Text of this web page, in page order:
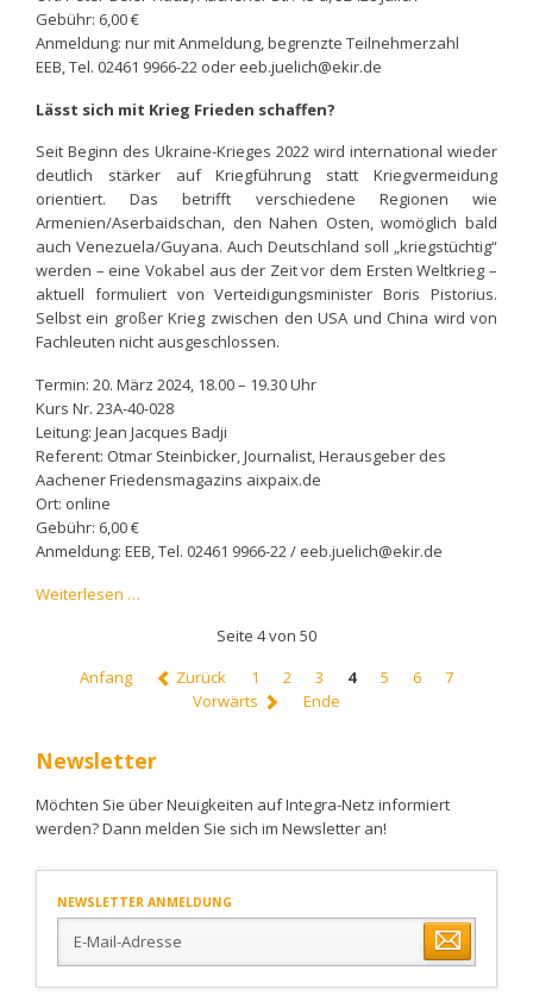
Gebühr: 6,00 €
Anmeldung: nur mit Anmeldung, begrenzte Teilnehmerzahl
EEB, Tel. 02461 9966-22 oder eeb.juelich@ekir.de
Lässt sich mit Krieg Frieden schaffen?
Seit Beginn des Ukraine-Krieges 2022 wird international wieder
deutlich stärker auf Kriegführung statt Kriegvermeidung
orientiert. Das betrifft verschiedene Regionen wie
Armenien/Aserbaidschan, den Nahen Osten, womöglich bald
auch Venezuela/Guyana. Auch Deutschland soll „kriegstüchtig“
werden – eine Vokabel aus der Zeit vor dem Ersten Weltkrieg –
aktuell formuliert von Verteidigungsminister Boris Pistorius.
Selbst ein großer Krieg zwischen den USA und China wird von
Fachleuten nicht ausgeschlossen.
Termin: 20. März 2024, 18.00 – 19.30 Uhr
Kurs Nr. 23A-40-028
Leitung: Jean Jacques Badji
Referent: Otmar Steinbicker, Journalist, Herausgeber des
Aachener Friedensmagazins aixpaix.de
Ort: online
Gebühr: 6,00 €
Anmeldung: EEB, Tel. 02461 9966-22 / eeb.juelich@ekir.de
Weiterlesen …
Kirchenkreis
im
Hj.
2024
Seite 4 von 50
Anfang
Zurück 1 2 3 4 5 6
7
Vorwärts
Ende
Newsletter
Möchten Sie über Neuigkeiten auf Integra-Netz informiert
werden? Dann melden Sie sich im Newsletter an!
NEWSLETTER ANMELDUNG
Mail-